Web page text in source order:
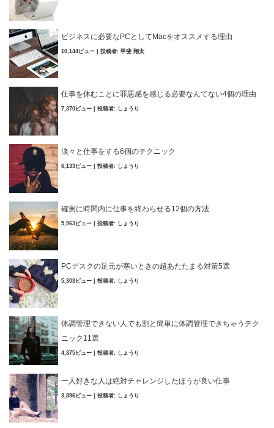
ビジネスに必要なPCとしてMacをオススメする理由
10,144ビュー 投稿者: 甲斐 翔太
仕事を休むことに罪悪感を感じる必要なんてない4個の理由
7,370ビュー 投稿者: しょうり
淡々と仕事をする6個のテクニック
6,133ビュー 投稿者: しょうり
確実に時間内に仕事を終わらせる12個の方法
5,963ビュー 投稿者: しょうり
PCデスクの足元が寒いときの超あたたまる対策5選
5,303ビュー 投稿者: しょうり
体調管理できない人でも割と簡単に体調管理できちゃうテク
ニック11選
4,375ビュー 投稿者: しょうり
一人好きな人は絶対チャレンジしたほうが良い仕事
3,896ビュー 投稿者: しょうり